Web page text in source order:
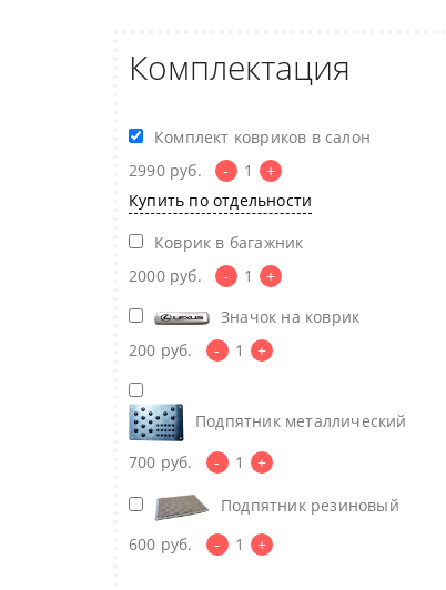
Комплектация
Комплект ковриков в салон
2990 руб. - 1
+
Купить по отдельности
Коврик в багажник
2000 руб. - 1
+
Значок на коврик
200 руб. - 1 +
Подпятник металлический
700 руб. - 1 +
Подпятник резиновый
600 руб. - 1 +